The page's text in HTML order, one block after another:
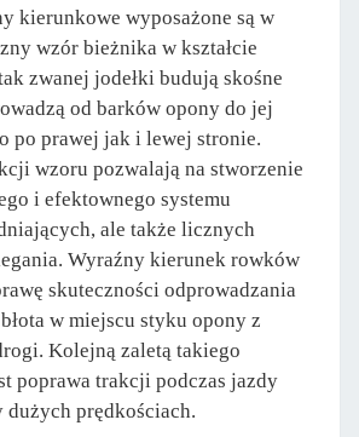
kierunkowe wyposażone są w
wzór bieżnika w kształcie
zwanej jodełki budują skośne
od barków opony do jej
po prawej jak i lewej stronie.
wzoru pozwalają na stworzenie
i efektownego systemu
ale także licznych
Wyraźny kierunek rowków
skuteczności odprowadzania
w miejscu styku opony z
Kolejną zaletą takiego
poprawa trakcji podczas jazdy
dużych prędkościach.